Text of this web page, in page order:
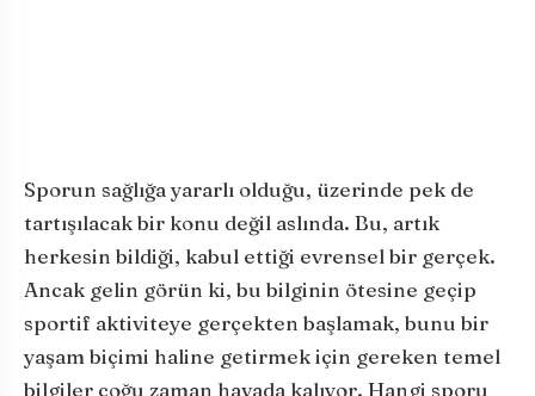
Sporun sağlığa yararlı olduğu, üzerinde pek de
tartışılacak bir konu değil aslında. Bu, artık
herkesin bildiği, kabul ettiği evrensel bir gerçek.
Ancak gelin görün ki, bu bilginin ötesine geçip
sportif aktiviteye gerçekten başlamak, bunu bir
yaşam biçimi haline getirmek için gereken temel
bilgiler çoğu zaman havada kalıyor. Hangi sporu